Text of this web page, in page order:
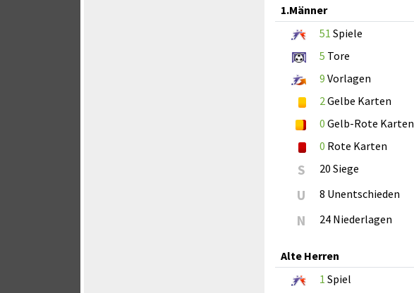
1.Männer
51 Spiele
5 Tore
9 Vorlagen
2 Gelbe Karten
0 Gelb-Rote Karten
0 Rote Karten
S 20 Siege
U 8 Unentschieden
N 24 Niederlagen
Alte Herren
1 Spiel